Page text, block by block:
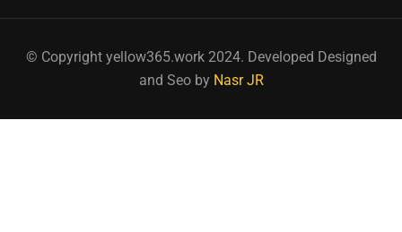
© Copyright yellow365.work 2024. Developed Designed
and Seo by Nasr JR